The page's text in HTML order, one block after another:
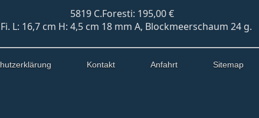
5819 C.Foresti: 195,00 €
L: 16,7 cm H: 4,5 cm 18 mm A, Blockmeerschaum 24 g.
Kontakt Anfahrt Sitemap